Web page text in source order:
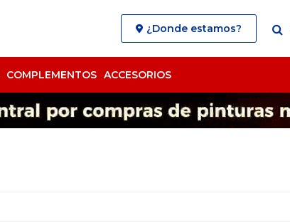
COMPLEMENTOS ACCESORIOS
¿Donde estamos?